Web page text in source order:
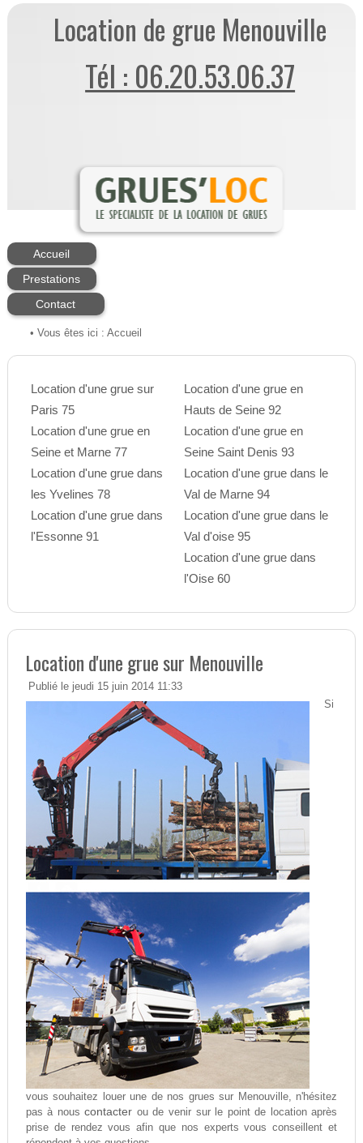
Location de grue Menouville
Tél : 06.20.53.06.37
Accueil
Prestations
Contact
• Vous êtes ici : Accueil
Location d'une grue sur
Paris 75
Location d'une grue en
Seine et Marne 77
Location d'une grue dans
les Yvelines 78
Location d'une grue dans
l'Essonne 91
Location d'une grue en
Hauts de Seine 92
Location d'une grue en
Seine Saint Denis 93
Location d'une grue dans le
Val de Marne 94
Location d'une grue dans le
Val d'oise 95
Location d'une grue dans
l'Oise 60
Location d'une grue sur Menouville
Publié le jeudi 15 juin 2014 11:33
Si
vous souhaitez louer une de nos grues sur Menouville, n'hésitez
pas à nouscontacter ou de venir sur le point de location après
prise de rendez vous afin que nos experts vous conseillent et